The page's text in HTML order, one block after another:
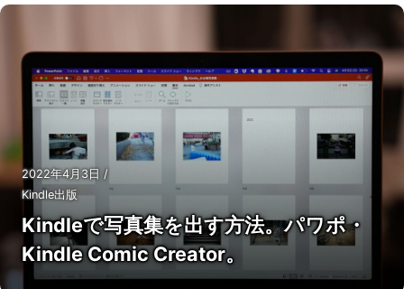
2022年4月3日/
Kindle出版
Kindleで写真集を出す方法。パワポ・
Kindle Comic Creator。